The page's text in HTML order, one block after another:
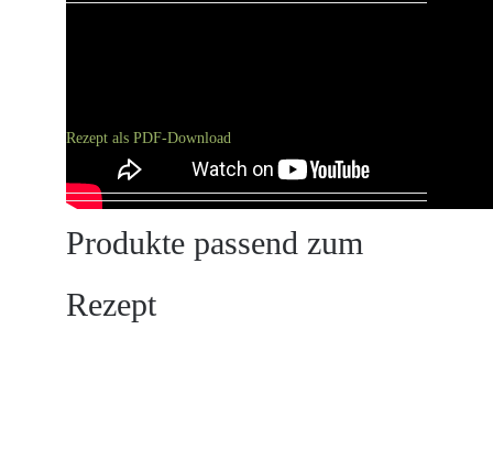
Rezept als PDF-Download
Produkte passend zum
Rezept